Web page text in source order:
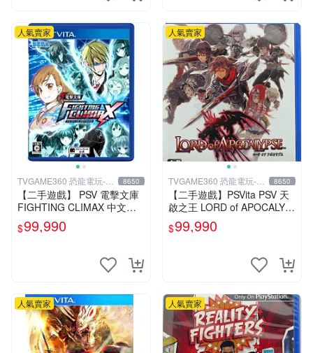
人氣賣家
TVGAME360 恐龍電玩-台
中店
8650
【二手遊戲】 PSV 電擊文庫
FIGHTING CLIMAX 中文版
【台中恐龍電玩】
$99,990
人氣賣家
TVGAME360 恐龍電玩-台
中店
8650
【二手遊戲】PSVita PSV 天
啟之王 LORD of APOCALYP
SE 亞洲日文版 【台中恐龍電
玩】
$99,990
人氣賣家 人氣賣家